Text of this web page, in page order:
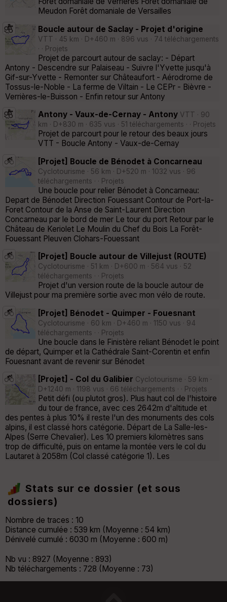
Meudon Forêt domaniale de Versailles
Boucle autour de Saclay - Projet d'origine
VTT · 45 km · D+460 m · 896 vus · 74 téléchargements
· · Projets
Projet de parcourt autour de saclay: - Départ
Antony - Descendre sur Palaiseau - Suivre l'Yvette jusqu'à
Gif-sur-Yvette - Remonter sur Châteaufort - Aérodrome de
Tossus-le-Noble - La ferme de Viltain - Le CEPr - Bièvre -
Verrières-le-Buisson - Enfin retour sur Antony
Antony - Vaux-de-Cernay - Antony VTT · 90
km · D+830 m · 635 vus · 51 téléchargements · · Projets
Projet de parcourt pour le retour des beaux jours
VTT - Boucle Antony - Vaux-de-Cernay
[Projet] Boucle de Bénodet à Concarneau
Cyclotourisme · 56 km · D+520 m · 1032 vus · 96
téléchargements · · Projets
Une boucle pour relier Bénodet à Concarneau:
Depart de Bénodet Direction Fouessant Contour de Port-la-
Foret Contour de la Anse de Saint-Laurent Direction
Concarneau par le bord de mer Le tour du port Retour par le
Château de Keriolet Le Moulin du Chef du Bois La Forêt-
Fouessant Pleuven Clohars-Fouessant
[Projet] Boucle autour de Villejust (ROUTE)
Cyclotourisme · 51 km · D+600 m · 564 vus · 52
téléchargements · · Projets
Projet d'un version route de la boucle autour de
Villejust pour ma première sortie avec mon vélo de route.
[Projet] Bénodet - Quimper - Fouesnant
Cyclotourisme · 60 km · D+460 m · 1150 vus · 94
téléchargements · · Projets
Une boucle dans le Finistère reliant Bénodet le point
de départ, Quimper et la Cathédrale Saint-Corentin et enfin
Fouesnant avant de revenir sur Bénodet
[Projet] - Col du Galibier Cyclotourisme · 59 km ·
D+1240 m · 1198 vus · 66 téléchargements · · Projets
Petit défi (ou plutot gros). Plus haut col de l'histoire
du tour de france, avec ces 2642m d'altitude et
des pentes à plus 10% il reste l'un des monuments des cols
alpins, il est classé hors catégorie. Départ de La Salle-les-
Alpes (Serre Chevalier). Les 10 premiers kilomètres sans
trop de difficulté, puis on entame la montée vers le col du
Lautaret à 2058m (Col classé catégorie 1). Les
Stats sur ce dossier (et sous
dossiers)
Nombre de traces : 10
Distance cumulée : 539 km (Moyenne : 54 km)
Dénivelé cumulé : 6030 m (Moyenne : 600 m)
Nb vu : 8927 (Moyenne : 893)
Nb téléchargements : 728 (Moyenne : 73)